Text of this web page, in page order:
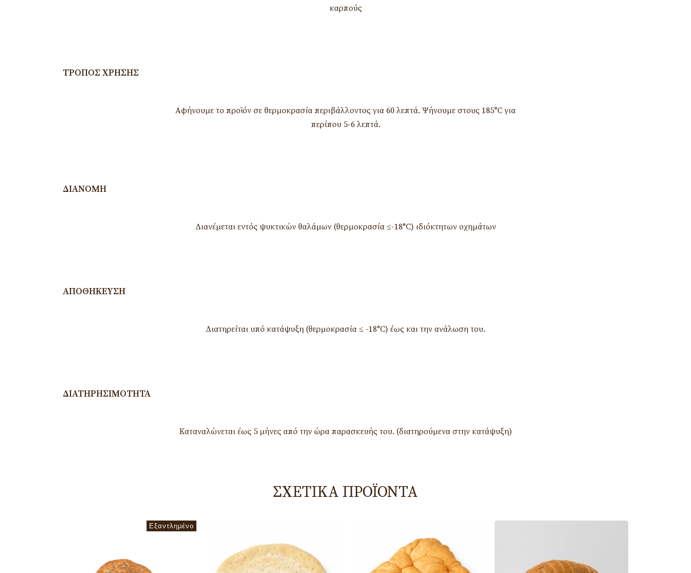
καρπούς
ΤΡΌΠΟΣ ΧΡΉΣΗΣ
Αφήνουμε το προϊόν σε θερμοκρασία περιβάλλοντος για 60 λεπτά. Ψήνουμε στους 185°C για
περίπου 5-6 λεπτά.
ΔΙΑΝΟΜΉ
Διανέμεται εντός ψυκτικών θαλάμων (θερμοκρασία ≤-18°C) ιδιόκτητων οχημάτων
ΑΠΟΘΉΚΕΥΣΗ
Διατηρείται υπό κατάψυξη (θερμοκρασία ≤ -18°C) έως και την ανάλωση του.
ΔΙΑΤΗΡΗΣΙΜΌΤΗΤΑ
Καταναλώνεται έως 5 μήνες από την ώρα παρασκευής του. (διατηρούμενα στην κατάψυξη)
ΣΧΕΤΙΚΆ ΠΡΟΪΌΝΤΑ
Εξαντλημένο